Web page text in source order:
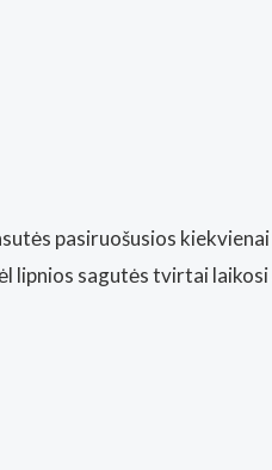
pasiruošusios
lipnios sagutės tvirtai